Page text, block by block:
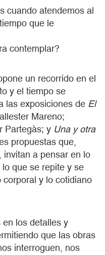
cuando atendemos al
que le
contemplar?
un recorrido en el
y el tiempo se
las exposiciones de El
Mareno;
Partegàs; y Una y otra
propuestas que,
invitan a pensar en lo
que se repite y se
y lo cotidiano
los detalles y
que las obras
interroguen, nos